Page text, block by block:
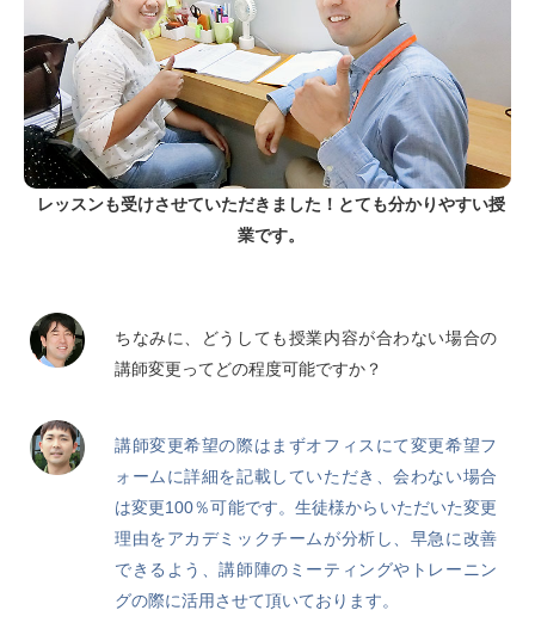
レッスンも受けさせていただきました！とても分かりやすい授
業です。
ちなみに、どうしても授業内容が合わない場合の
講師変更ってどの程度可能ですか？
講師変更希望の際はまずオフィスにて変更希望フ
ォームに詳細を記載していただき、会わない場合
は変更100％可能です。生徒様からいただいた変更
理由をアカデミックチームが分析し、早急に改善
できるよう、講師陣のミーティングやトレーニン
グの際に活用させて頂いております。